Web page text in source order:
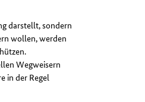
darstellt, sondern
wollen, werden
Wegweisern
in der Regel